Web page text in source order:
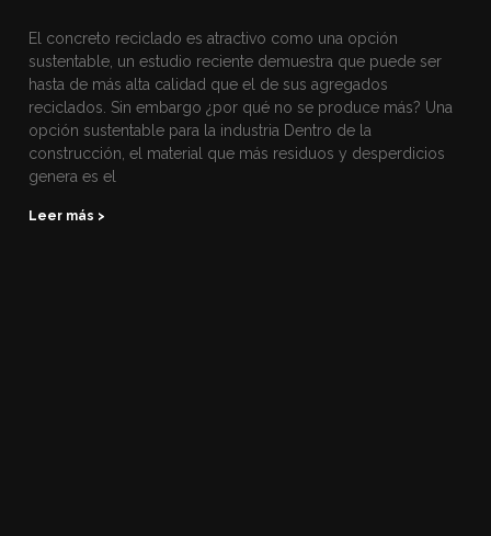
El concreto reciclado es atractivo como una opción
sustentable, un estudio reciente demuestra que puede ser
hasta de más alta calidad que el de sus agregados
reciclados. Sin embargo ¿por qué no se produce más? Una
opción sustentable para la industria Dentro de la
construcción, el material que más residuos y desperdicios
genera es el
Leer más >